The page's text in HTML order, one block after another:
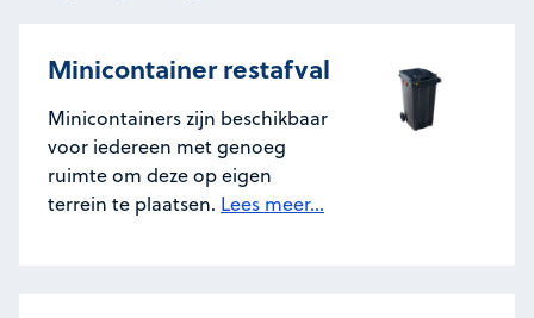
Minicontainer restafval
Minicontainers zijn beschikbaar
voor iedereen met genoeg
ruimte om deze op eigen
terrein te plaatsen. Lees meer...